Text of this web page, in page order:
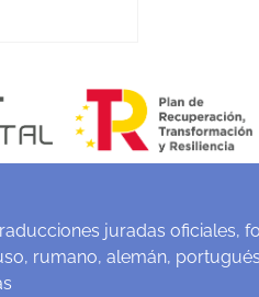
juradas oficiales,
rumano, alemán,